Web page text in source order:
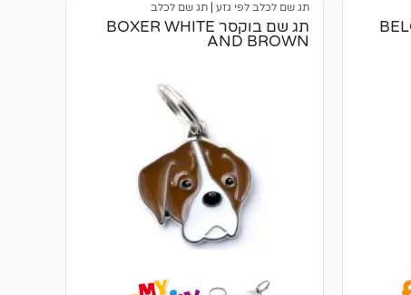
תג שם לכלב לפי גזע תג שם לכלב
תג שם בוקסר BOXER WHITE
AND BROWN